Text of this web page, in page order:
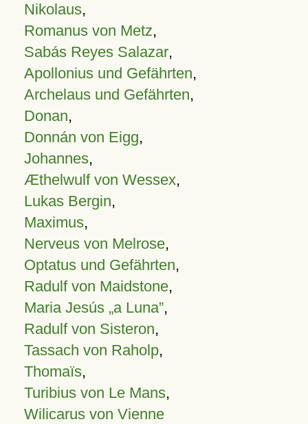
Nikolaus,
Romanus von Metz,
Sabás Reyes Salazar,
Apollonius und Gefährten,
Archelaus und Gefährten,
Donan,
Donnán von Eigg,
Johannes,
Æthelwulf von Wessex,
Lukas Bergin,
Maximus,
Nerveus von Melrose,
Optatus und Gefährten,
Radulf von Maidstone,
Maria Jesús „a Luna”,
Radulf von Sisteron,
Tassach von Raholp,
Thomaïs,
Turibius von Le Mans,
Wilicarus von Vienne